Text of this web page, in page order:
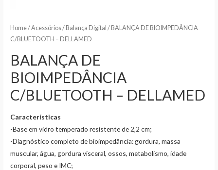
Home/Acessórios/ Balança Digital / BALANÇA DE BIOIMPEDÂNCIA
C/BLUETOOTH – DELLAMED
BALANÇA DE
BIOIMPEDÂNCIA
C/BLUETOOTH – DELLAMED
Características
-Base em vidro temperado resistente de 2,2 cm;
-Diagnóstico completo de bioimpedância: gordura, massa
muscular, água, gordura visceral, ossos, metabolismo, idade
corporal, peso e IMC;